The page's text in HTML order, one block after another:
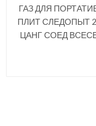
ГАЗ ДЛЯ
ПЛИТ СЛЕДОПЫТ
ЦАНГ СОЕД